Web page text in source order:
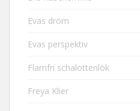
Evas dröm
Evas perspektiv
Flarnfri schalottenlök
Freya Klier